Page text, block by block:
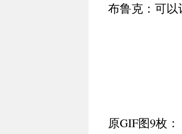
布鲁克：可以
原GIF图9枚：